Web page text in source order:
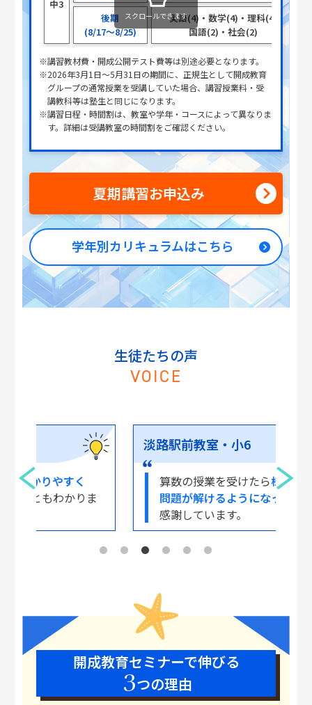
中3
後期
(8/17～8/25)
英語(4)・数学(4)・理科(4)
国語(2)・社会(2)
スクロールできます
※講習教材費・開成公開テスト費等は別途必要となります。
※2026年3月1日～5月31日の期間に、正規生として開成教育
グループの通常授業を受講していた場合、講習授業料・受
講教科等は塾生と同じになります。
※講習日程・時間割は、教室や学年・コースによって異なりま
す。詳細は受講教室の時間割をご確認ください。
夏期講習お申込み
学年別カリキュラムはこちら
生徒たちの声
VOICE
淡路駅前教室・小6
算数の授業を受けたら様々な算数の
問題が解けるようになって、とても
開成教育セミナーで伸びる
3つの理由